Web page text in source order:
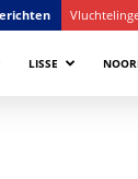
LISSE